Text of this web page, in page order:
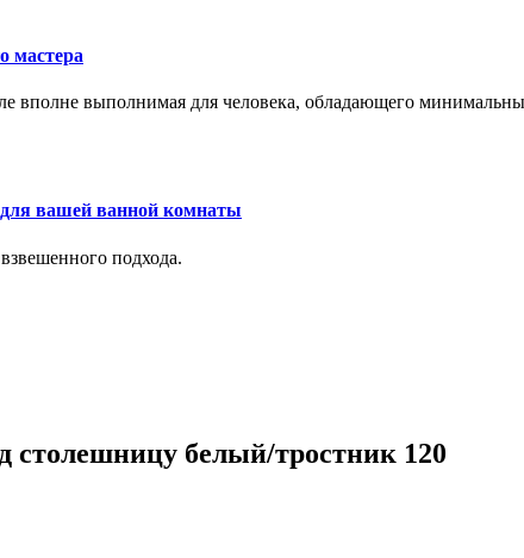
мастера
вполне выполнимая для человека, обладающего
вашей ванной комнаты
подхода.
белый/тростник 120